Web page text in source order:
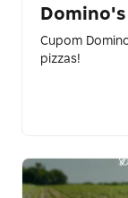
Domino's
Cupom
pizzas!